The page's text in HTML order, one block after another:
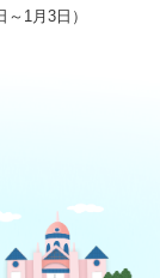
1月3日）